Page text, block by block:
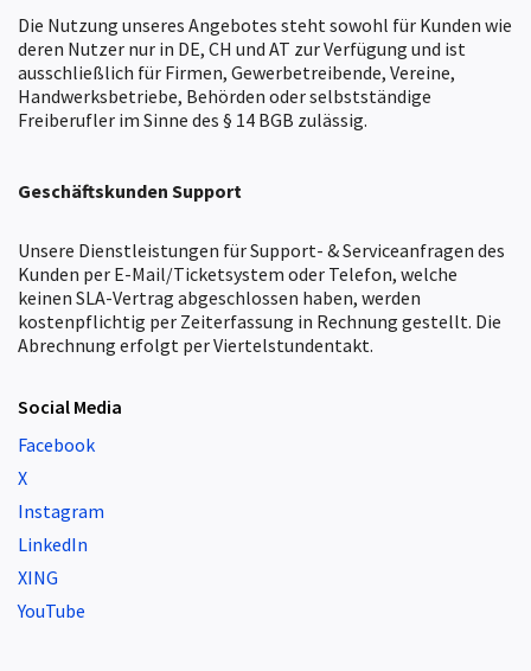
Die Nutzung unseres Angebotes steht sowohl für Kunden wie
deren Nutzer nur in DE, CH und AT zur Verfügung und ist
ausschließlich für Firmen, Gewerbetreibende, Vereine,
Handwerksbetriebe, Behörden oder selbstständige
Freiberufler im Sinne des § 14 BGB zulässig.
Geschäftskunden Support
Unsere Dienstleistungen für Support- & Serviceanfragen des
Kunden per E-Mail/Ticketsystem oder Telefon, welche
keinen SLA-Vertrag abgeschlossen haben, werden
kostenpflichtig per Zeiterfassung in Rechnung gestellt. Die
Abrechnung erfolgt per Viertelstundentakt.
Social Media
Facebook
X
Instagram
LinkedIn
XING
YouTube